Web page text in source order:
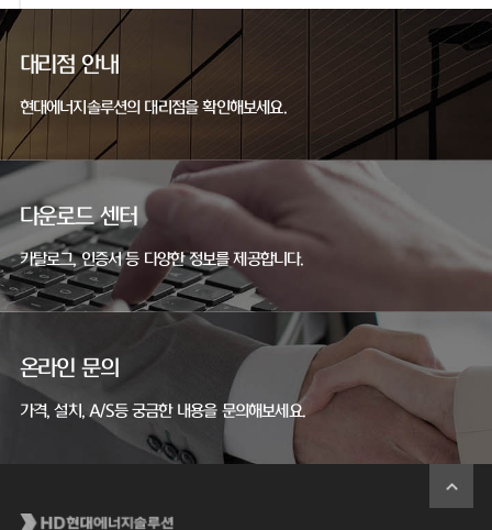
대리점 안내
현대에너지솔루션의 대리점을 확인해보세요.
다운로드 센터
카탈로그, 인증서 등 다양한 정보를 제공합니다.
온라인 문의
가격, 설치, A/S등 궁금한 내용을 문의해보세요.